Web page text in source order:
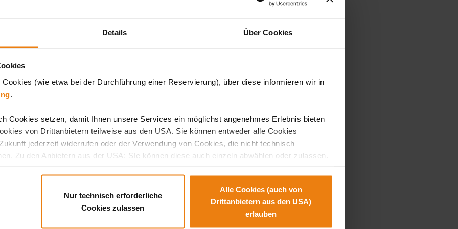
Details Über Cookies
(wie etwa bei der Durchführung einer Reservierung), über diese informieren wir in
Cookies setzen, damit Ihnen unsere Services ein möglichst angenehmes Erlebnis bieten
von Drittanbietern teilweise aus den USA. Sie können entweder alle Cookies
jederzeit widerrufen oder der Verwendung von Cookies, die nicht technisch
Zu den Anbietern aus der USA: SIe können diese auch einzeln abwählen oder zulassen.
ist unsere Datenschutzerklärung ein guter Ort, um über die Verarbeitung Ihrer Daten, Ihre
Nur technisch erforderliche
Cookies zulassen
Alle Cookies (auch von
Drittanbietern aus den USA)
erlauben
előtt körülbelül öt perccel érkezzen meg a Massage & Beauty World részlegre.
és az esetleges betegségeket előzetesen jelezze munkatársainknak.
érkezzen hozzánk. Javasoljuk, hogy ékszerek nélkül érkezzen.